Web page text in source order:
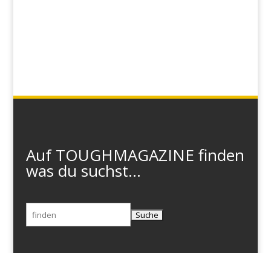
Auf TOUGHMAGAZINE finden
was du suchst...
Suchen
nach: